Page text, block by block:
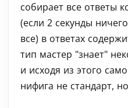
собирает все ответы
(если 2 секунды
все) в ответах
тип мастер "знает"
и исходя из этого
нифига не стандарт,